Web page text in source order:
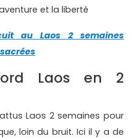
et la liberté
au Laos 2 semaines
Laos en 2
Laos 2 semaines pour
loin du bruit. Ici il y a de